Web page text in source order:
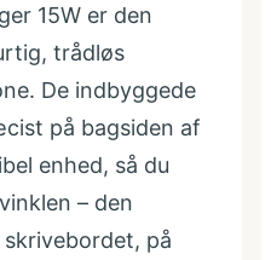
15W er den
trådløs
De indbyggede
på bagsiden af
enhed, så du
– den
på